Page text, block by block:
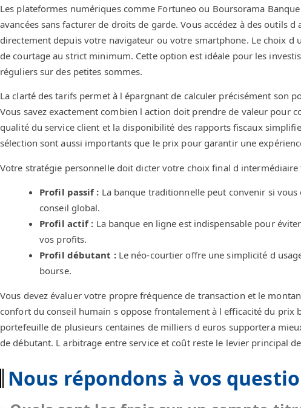
Les plateformes numériques comme Fortuneo ou Boursorama
avancées sans facturer de droits de garde. Vous accédez à des outils
directement depuis votre navigateur ou votre smartphone. Le choix d
de courtage au strict minimum. Cette option est idéale pour les
réguliers sur des petites sommes.
La clarté des tarifs permet à l épargnant de calculer précisément son
Vous savez exactement combien l action doit prendre de valeur pour
qualité du service client et la disponibilité des rapports fiscaux
sélection sont aussi importants que le prix pour garantir une
Votre stratégie personnelle doit dicter votre choix final d intermédiaire
Profil passif : La banque traditionnelle peut convenir si
conseil global.
Profil actif : La banque en ligne est indispensable pour
vos profits.
Profil débutant :Le néo-courtier offre une simplicité d
bourse.
Vous devez évaluer votre propre fréquence de transaction et le
confort du conseil humain s oppose frontalement à l efficacité du prix
portefeuille de plusieurs centaines de milliers d euros supportera
de débutant. L arbitrage entre service et coût reste le levier principal
Nous répondons à vos